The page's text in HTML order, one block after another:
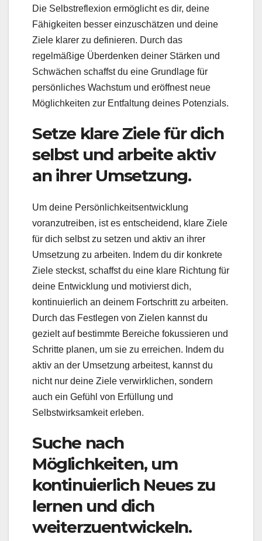
Die Selbstreflexion ermöglicht es dir, deine
Fähigkeiten besser einzuschätzen und deine
Ziele klarer zu definieren. Durch das
regelmäßige Überdenken deiner Stärken und
Schwächen schaffst du eine Grundlage für
persönliches Wachstum und eröffnest neue
Möglichkeiten zur Entfaltung deines Potenzials.
Setze klare Ziele für dich
selbst und arbeite aktiv
an ihrer Umsetzung.
Um deine Persönlichkeitsentwicklung
voranzutreiben, ist es entscheidend, klare Ziele
für dich selbst zu setzen und aktiv an ihrer
Umsetzung zu arbeiten. Indem du dir konkrete
Ziele steckst, schaffst du eine klare Richtung für
deine Entwicklung und motivierst dich,
kontinuierlich an deinem Fortschritt zu arbeiten.
Durch das Festlegen von Zielen kannst du
gezielt auf bestimmte Bereiche fokussieren und
Schritte planen, um sie zu erreichen. Indem du
aktiv an der Umsetzung arbeitest, kannst du
nicht nur deine Ziele verwirklichen, sondern
auch ein Gefühl von Erfüllung und
Selbstwirksamkeit erleben.
Suche nach
Möglichkeiten, um
kontinuierlich Neues zu
lernen und dich
weiterzuentwickeln.